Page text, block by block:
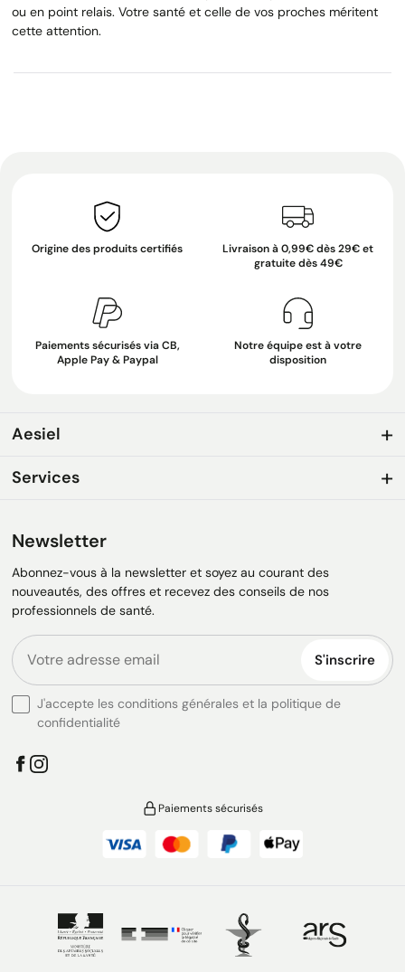
ou en point relais. Votre santé et celle de vos proches méritent
cette attention.
Origine des produits certifiés
Livraison à 0,99€ dès 29€ et
gratuite dès 49€
Paiements sécurisés via CB,
Apple Pay & Paypal
Notre équipe est à votre
disposition
Aesiel
Services
Newsletter
Abonnez-vous à la newsletter et soyez au courant des
nouveautés, des offres et recevez des conseils de nos
professionnels de santé.
S'inscrire
J'accepte les conditions générales et la politique de
confidentialité
Paiements sécurisés